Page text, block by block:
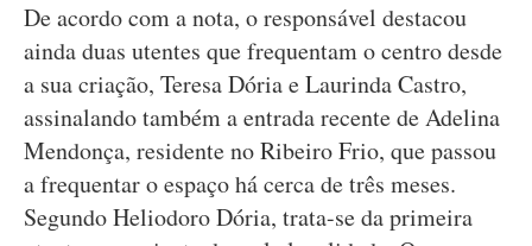
De acordo com a nota, o responsável destacou
ainda duas utentes que frequentam o centro desde
a sua criação, Teresa Dória e Laurinda Castro,
assinalando também a entrada recente de Adelina
Mendonça, residente no Ribeiro Frio, que passou
a frequentar o espaço há cerca de três meses.
Segundo Heliodoro Dória, trata-se da primeira